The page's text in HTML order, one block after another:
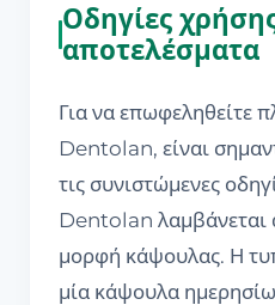
Οδηγίες
αποτελέσματα
Για να επωφεληθείτε
Dentolan, είναι
τις συνιστώμενες
Dentolan λαμβάνεται
μορφή κάψουλας. Η
μία κάψουλα